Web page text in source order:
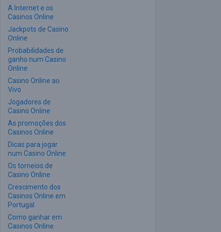
A Internet e os
Casinos Online
Jackpots de Casino
Online
Probabilidades de
ganho num Casino
Online
Casino Online ao
Vivo
Jogadores de
Casino Online
As promoções dos
Casinos Online
Dicas para jogar
num Casino Online
Os torneios de
Casino Online
Crescimento dos
Casinos Online em
Portugal
Como ganhar em
Casinos Online